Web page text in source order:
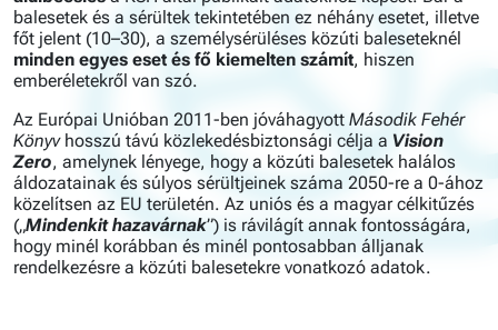
balesetek és a sérültek tekintetében ez néhány esetet, illetve
főt jelent (10–30), a személysérüléses közúti baleseteknél
minden egyes eset és fő kiemelten számít, hiszen
emberéletekről van szó.
Az Európai Unióban 2011-ben jóváhagyott Második Fehér
Könyvhosszú távú közlekedésbiztonsági célja a Vision
Zero, amelynek lényege, hogy a közúti balesetek halálos
áldozatainak és súlyos sérültjeinek száma 2050-re a 0-ához
közelítsen az EU területén. Az uniós és a magyar célkitűzés
(„Mindenkit hazavárnak”) is rávilágít annak fontosságára,
hogy minél korábban és minél pontosabban álljanak
rendelkezésre a közúti balesetekre vonatkozó adatok.